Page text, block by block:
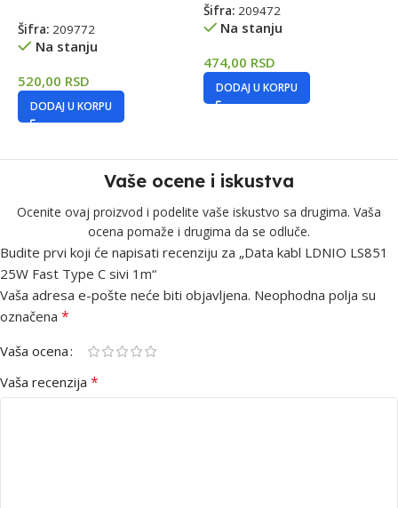
Šifra: 209772
Na stanju
520,00 RSD
DODAJ U KORPU
Šifra: 209472
Na stanju
474,00 RSD
DODAJ U KORPU
Vaše ocene i iskustva
Ocenite ovaj proizvod i podelite vaše iskustvo sa drugima. Vaša
ocena pomaže i drugima da se odluče.
Budite prvi koji će napisati recenziju za „Data kabl LDNIO LS851
25W Fast Type C sivi 1m“
Vaša adresa e-pošte neće biti objavljena. Neophodna polja su
označena *
Vaša ocena
Vaša recenzija *